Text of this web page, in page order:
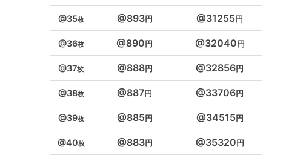
35 893 31255
36 890 32040
37 888 32856
38 887 33706
39 885 34515
40 883 35320